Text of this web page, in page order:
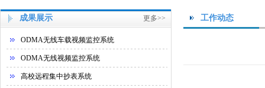
成果展示 更多>>
ODMA无线车载视频监控系统
ODMA无线视频监控系统
高校远程集中抄表系统
工作动态